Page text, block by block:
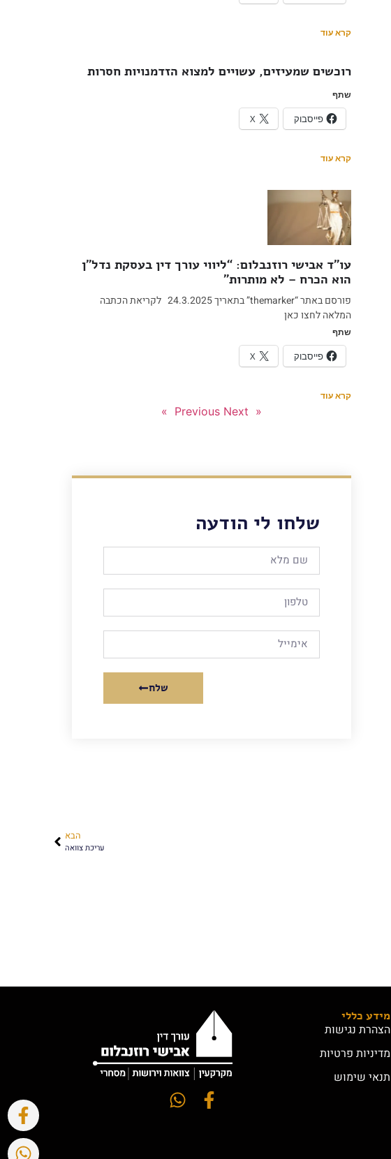
קרא עוד
רוכשים שמעיזים, עשויים למצוא הזדמנויות חסרות
שתף
פייסבוק X
קרא עוד
עו”ד אבישי רוזנבלום: “ליווי עורך דין בעסקת נדל”ן
הוא הכרח – לא מותרות”
פורסם באתר “themarker” בתאריך 24.3.2025 לקריאת הכתבה
המלאה לחצו כאן
שתף
פייסבוק X
קרא עוד
« Previous
Next »
שלחו לי הודעה
שלח
הבא
עריכת צוואה
מידע כללי
הצהרת נגישות
מדיניות פרטיות
תנאי שימוש